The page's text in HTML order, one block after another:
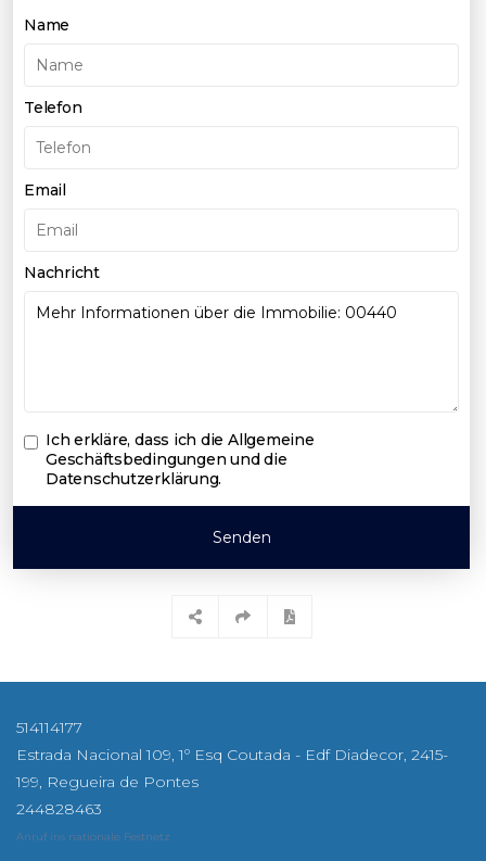
Name
Telefon
Email
Nachricht
Ich erkläre, dass ich dieAllgemeine
Geschäftsbedingungen und die
Datenschutzerklärung.
Senden
514114177
Estrada Nacional 109, 1º Esq Coutada - Edf Diadecor, 2415-
199, Regueira de Pontes
244828463
Anruf ins nationale Festnetz